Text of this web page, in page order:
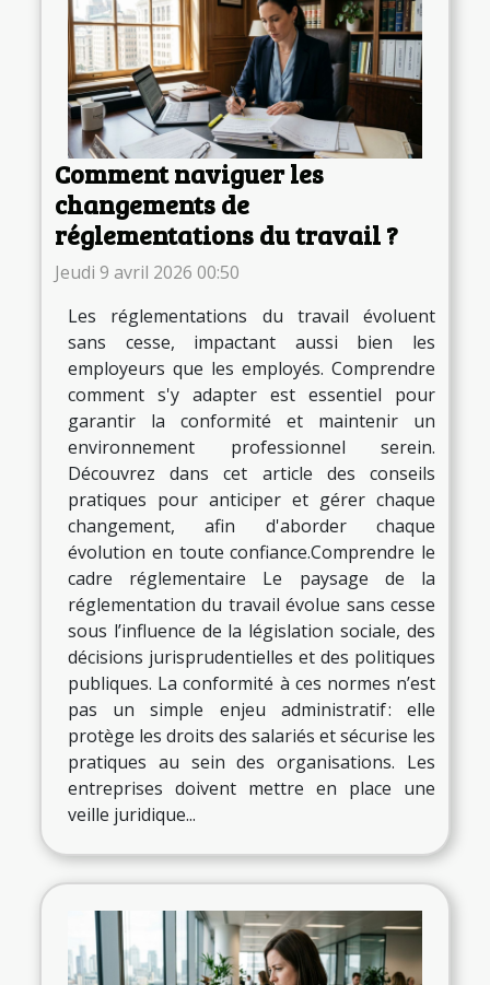
Comment naviguer les
changements de
réglementations du travail ?
Jeudi 9 avril 2026 00:50
Les réglementations du travail évoluent
sans cesse, impactant aussi bien les
employeurs que les employés. Comprendre
comment s'y adapter est essentiel pour
garantir la conformité et maintenir un
environnement professionnel serein.
Découvrez dans cet article des conseils
pratiques pour anticiper et gérer chaque
changement, afin d'aborder chaque
évolution en toute confiance.Comprendre le
cadre réglementaire Le paysage de la
réglementation du travail évolue sans cesse
sous l’influence de la législation sociale, des
décisions jurisprudentielles et des politiques
publiques. La conformité à ces normes n’est
pas un simple enjeu administratif : elle
protège les droits des salariés et sécurise les
pratiques au sein des organisations. Les
entreprises doivent mettre en place une
veille juridique...